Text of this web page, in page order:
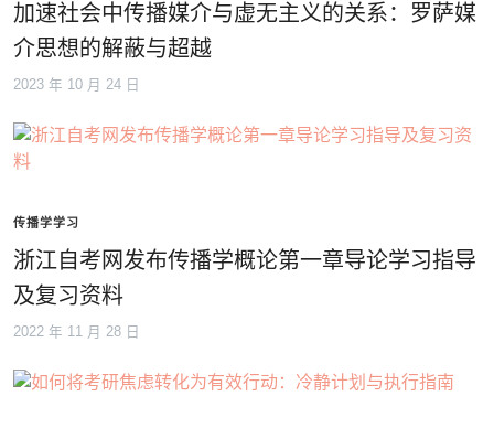
加速社会中传播媒介与虚无主义的关系：罗萨媒
介思想的解蔽与超越
2023 年 10 月 24 日
传播学学习
浙江自考网发布传播学概论第一章导论学习指导
及复习资料
2022 年 11 月 28 日